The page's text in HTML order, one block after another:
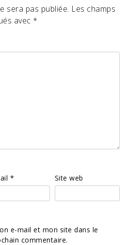
sera pas publiée. Les champs
avec *
* Site web
e-mail et mon site dans le
commentaire.